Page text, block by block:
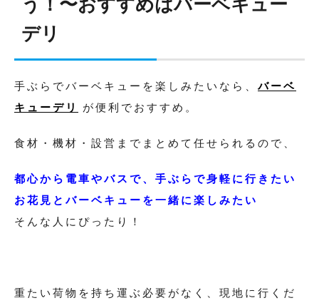
デリ
手ぶらでバーベキューを楽しみたいなら、バーベ
キューデリ
が便利でおすすめ。
食材・機材・設営までまとめて任せられるので、
都心から電車やバスで、手ぶらで身軽に行きたい
お花見とバーベキューを一緒に楽しみたい
そんな人にぴったり！
重たい荷物を持ち運ぶ必要がなく、現地に行くだ